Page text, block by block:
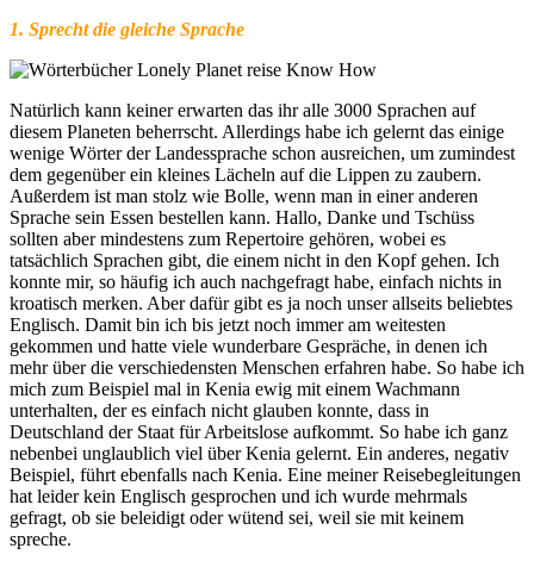
1. Sprecht die gleiche Sprache
Natürlich kann keiner erwarten das ihr alle 3000 Sprachen auf
diesem Planeten beherrscht. Allerdings habe ich gelernt das einige
wenige Wörter der Landessprache schon ausreichen, um zumindest
dem gegenüber ein kleines Lächeln auf die Lippen zu zaubern.
Außerdem ist man stolz wie Bolle, wenn man in einer anderen
Sprache sein Essen bestellen kann. Hallo, Danke und Tschüss
sollten aber mindestens zum Repertoire gehören, wobei es
tatsächlich Sprachen gibt, die einem nicht in den Kopf gehen. Ich
konnte mir, so häufig ich auch nachgefragt habe, einfach nichts in
kroatisch merken. Aber dafür gibt es ja noch unser allseits beliebtes
Englisch. Damit bin ich bis jetzt noch immer am weitesten
gekommen und hatte viele wunderbare Gespräche, in denen ich
mehr über die verschiedensten Menschen erfahren habe. So habe ich
mich zum Beispiel mal in Kenia ewig mit einem Wachmann
unterhalten, der es einfach nicht glauben konnte, dass in
Deutschland der Staat für Arbeitslose aufkommt. So habe ich ganz
nebenbei unglaublich viel über Kenia gelernt. Ein anderes, negativ
Beispiel, führt ebenfalls nach Kenia. Eine meiner Reisebegleitungen
hat leider kein Englisch gesprochen und ich wurde mehrmals
gefragt, ob sie beleidigt oder wütend sei, weil sie mit keinem
spreche.